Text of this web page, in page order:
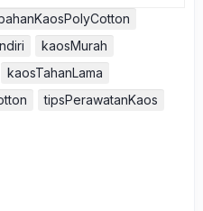
kaosMurah
kaosTahanLama
tipsPerawatanKaos